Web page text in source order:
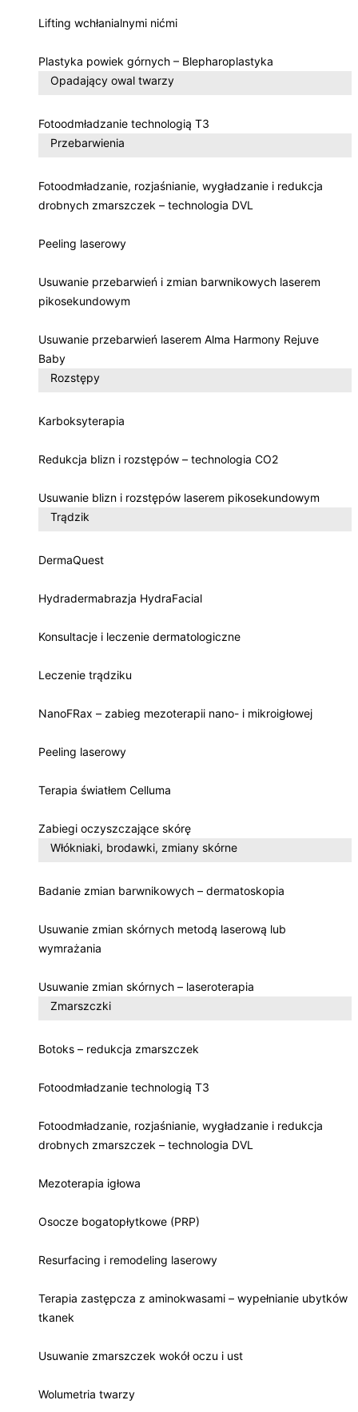
Lifting wchłanialnymi nićmi
Plastyka powiek górnych – Blepharoplastyka
Opadający owal twarzy
Fotoodmładzanie technologią T3
Przebarwienia
Fotoodmładzanie, rozjaśnianie, wygładzanie i redukcja
drobnych zmarszczek – technologia DVL
Peeling laserowy
Usuwanie przebarwień i zmian barwnikowych laserem
pikosekundowym
Usuwanie przebarwień laserem Alma Harmony Rejuve
Baby
Rozstępy
Karboksyterapia
Redukcja blizn i rozstępów – technologia CO2
Usuwanie blizn i rozstępów laserem pikosekundowym
Trądzik
DermaQuest
Hydradermabrazja HydraFacial
Konsultacje i leczenie dermatologiczne
Leczenie trądziku
NanoFRax – zabieg mezoterapii nano- i mikroigłowej
Peeling laserowy
Terapia światłem Celluma
Zabiegi oczyszczające skórę
Włókniaki, brodawki, zmiany skórne
Badanie zmian barwnikowych – dermatoskopia
Usuwanie zmian skórnych metodą laserową lub
wymrażania
Usuwanie zmian skórnych – laseroterapia
Zmarszczki
Botoks – redukcja zmarszczek
Fotoodmładzanie technologią T3
Fotoodmładzanie, rozjaśnianie, wygładzanie i redukcja
drobnych zmarszczek – technologia DVL
Mezoterapia igłowa
Osocze bogatopłytkowe (PRP)
Resurfacing i remodeling laserowy
Terapia zastępcza z aminokwasami – wypełnianie ubytków
tkanek
Usuwanie zmarszczek wokół oczu i ust
Wolumetria twarzy